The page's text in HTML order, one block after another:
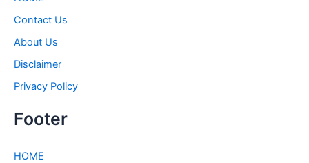
Contact Us
About Us
Disclaimer
Privacy Policy
Footer
HOME